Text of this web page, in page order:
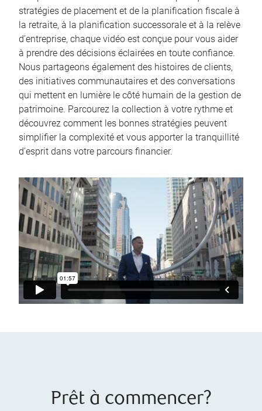
stratégies de placement et de la planification fiscale à
la retraite, à la planification successorale et à la relève
d’entreprise, chaque vidéo est conçue pour vous aider
à prendre des décisions éclairées en toute confiance.
Nous partageons également des histoires de clients,
des initiatives communautaires et des conversations
qui mettent en lumière le côté humain de la gestion de
patrimoine. Parcourez la collection à votre rythme et
découvrez comment les bonnes stratégies peuvent
simplifier la complexité et vous apporter la tranquillité
d’esprit dans votre parcours financier.
Prêt à commencer?